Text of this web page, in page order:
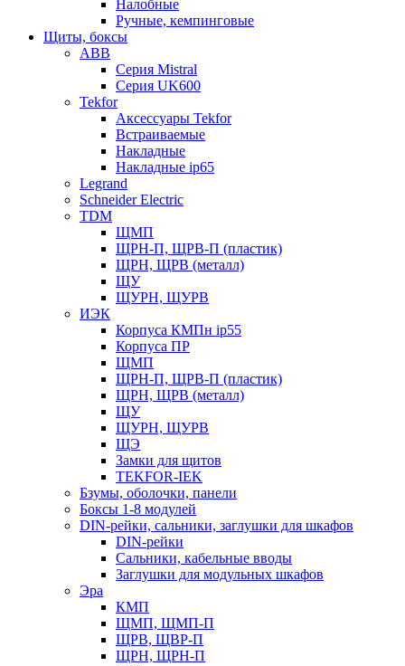
Налобные
Ручные, кемпинговые
Щиты, боксы
ABB
Серия Mistral
Серия UK600
Tekfor
Аксессуары Tekfor
Встраиваемые
Накладные
Накладные ip65
Legrand
Schneider Electric
TDM
ЩМП
ЩРН-П, ЩРВ-П (пластик)
ЩРН, ЩРВ (металл)
ЩУ
ЩУРН, ЩУРВ
ИЭК
Корпуса КМПн ip55
Корпуса ПР
ЩМП
ЩРН-П, ЩРВ-П (пластик)
ЩРН, ЩРВ (металл)
ЩУ
ЩУРН, ЩУРВ
ЩЭ
Замки для щитов
TEKFOR-IEK
Бзумы, оболочки, панели
Боксы 1-8 модулей
DIN-рейки, сальники, заглушки для шкафов
DIN-рейки
Сальники, кабельные вводы
Заглушки для модульных шкафов
Эра
КМП
ЩМП, ЩМП-П
ЩРВ, ЩВР-П
ЩРН, ЩРН-П